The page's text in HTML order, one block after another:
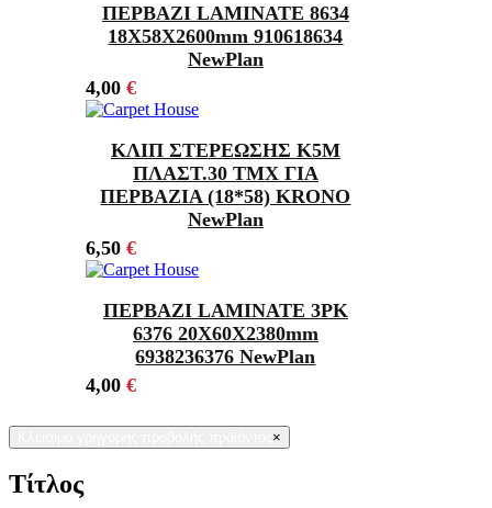
ΠΕΡΒΑΖΙ LAMINATE 8634
18Χ58X2600mm 910618634
NewPlan
4,00 €
ΚΛΙΠ ΣΤΕΡΕΩΣΗΣ K5M
ΠΛΑΣΤ.30 ΤΜΧ ΓΙΑ
ΠΕΡΒΑΖΙΑ (18*58) KRONO
NewPlan
6,50 €
ΠΕΡΒΑΖΙ LAMINATE 3PK
6376 20Χ60X2380mm
6938236376 NewPlan
4,00 €
×
Τίτλος